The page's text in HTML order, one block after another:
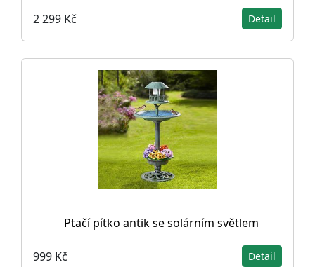
2 299 Kč Detail
Ptačí pítko antik se solárním světlem
999 Kč Detail